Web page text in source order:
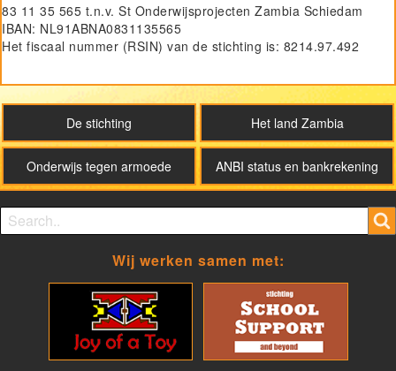
83 11 35 565 t.n.v. St Onderwijsprojecten Zambia Schiedam
IBAN: NL91ABNA0831135565
Het fiscaal nummer (RSIN) van de stichting is: 8214.97.492
SOZ De stichting Het land Zambia
Onderwijs tegen armoede ANBI status en bankrekening
Search form
Search
Wij werken samen met: